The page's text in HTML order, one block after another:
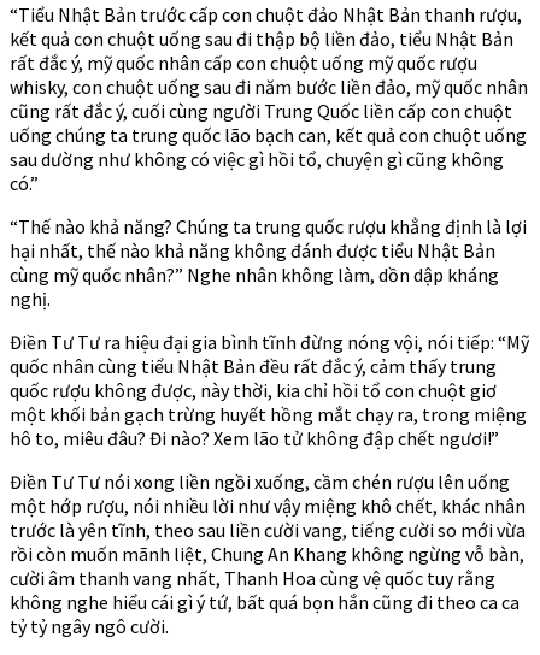
“Tiểu Nhật Bản trước cấp con chuột đảo Nhật Bản thanh rượu,
kết quả con chuột uống sau đi thập bộ liền đảo, tiểu Nhật Bản
rất đắc ý, mỹ quốc nhân cấp con chuột uống mỹ quốc rượu
whisky, con chuột uống sau đi năm bước liền đảo, mỹ quốc nhân
cũng rất đắc ý, cuối cùng người Trung Quốc liền cấp con chuột
uống chúng ta trung quốc lão bạch can, kết quả con chuột uống
sau dường như không có việc gì hồi tổ, chuyện gì cũng không
có.”
“Thế nào khả năng? Chúng ta trung quốc rượu khẳng định là lợi
hại nhất, thế nào khả năng không đánh được tiểu Nhật Bản
cùng mỹ quốc nhân?” Nghe nhân không làm, dồn dập kháng
nghị.
Điền Tư Tư ra hiệu đại gia bình tĩnh đừng nóng vội, nói tiếp: “Mỹ
quốc nhân cùng tiểu Nhật Bản đều rất đắc ý, cảm thấy trung
quốc rượu không được, này thời, kia chỉ hồi tổ con chuột giơ
một khối bản gạch trừng huyết hồng mắt chạy ra, trong miệng
hô to, miêu đâu? Đi nào? Xem lão tử không đập chết ngươi!”
Điền Tư Tư nói xong liền ngồi xuống, cầm chén rượu lên uống
một hớp rượu, nói nhiều lời như vậy miệng khô chết, khác nhân
trước là yên tĩnh, theo sau liền cười vang, tiếng cười so mới vừa
rồi còn muốn mãnh liệt, Chung An Khang không ngừng vỗ bàn,
cười âm thanh vang nhất, Thanh Hoa cùng vệ quốc tuy rằng
không nghe hiểu cái gì ý tứ, bất quá bọn hắn cũng đi theo ca ca
tỷ tỷ ngây ngô cười.